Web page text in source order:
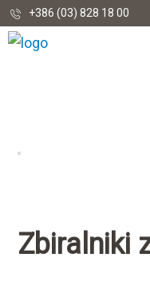
+386 (03) 828 18 00
Zbiralniki